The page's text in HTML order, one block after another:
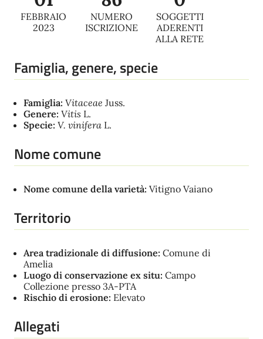
FEBBRAIO
2023
NUMERO
ISCRIZIONE
SOGGETTI
ADERENTI
ALLA RETE
Famiglia, genere, specie
Famiglia: Vitaceae Juss.
Genere: Vitis L.
Specie: V. vinifera L.
Nome comune
Nome comune della varietà: Vitigno Vaiano
Territorio
Area tradizionale di diffusione: Comune di
Amelia
Luogo di conservazione ex situ: Campo
Collezione presso 3A-PTA
Rischio di erosione: Elevato
Allegati